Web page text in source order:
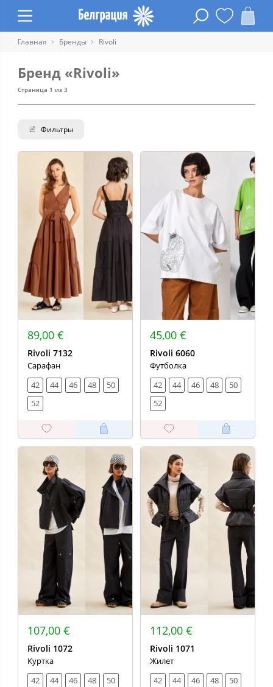
Главная Бренды Rivoli
Бренд «Rivoli»
Страница 1 из 3
Фильтры
89,00 €
Rivoli 7132
Сарафан
42
44 46 48
50
52
45,00 €
Rivoli 6060
Футболка
42
44 46 48
50
52
107,00 €
Rivoli 1072
Куртка
42
44 46 48
50
112,00 €
Rivoli 1071
Жилет
42
44 46 48
50